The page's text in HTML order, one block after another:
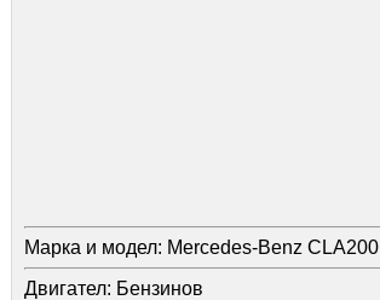
Марка и модел: Mercedes-Benz CLA200
Двигател: Бензинов